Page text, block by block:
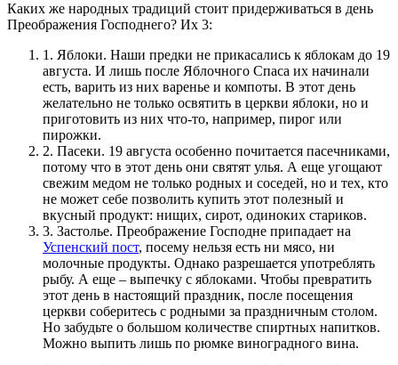
Каких же народных традиций стоит придерживаться в день
Преображения Господнего? Их 3:
1. Яблоки. Наши предки не прикасались к яблокам до 19
августа. И лишь после Яблочного Спаса их начинали
есть, варить из них варенье и компоты. В этот день
желательно не только освятить в церкви яблоки, но и
приготовить из них что-то, например, пирог или
пирожки.
2. Пасеки. 19 августа особенно почитается пасечниками,
потому что в этот день они святят улья. А еще угощают
свежим медом не только родных и соседей, но и тех, кто
не может себе позволить купить этот полезный и
вкусный продукт: нищих, сирот, одиноких стариков.
3. Застолье. Преображение Господне припадает на
Успенский пост, посему нельзя есть ни мясо, ни
молочные продукты. Однако разрешается употреблять
рыбу. А еще – выпечку с яблоками. Чтобы превратить
этот день в настоящий праздник, после посещения
церкви соберитесь с родными за праздничным столом.
Но забудьте о большом количестве спиртных напитков.
Можно выпить лишь по рюмке виноградного вина.